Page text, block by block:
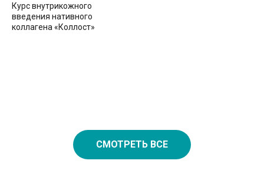
Курс внутрикожного
введения нативного
коллагена «Коллост»
СМОТРЕТЬ ВСЕ